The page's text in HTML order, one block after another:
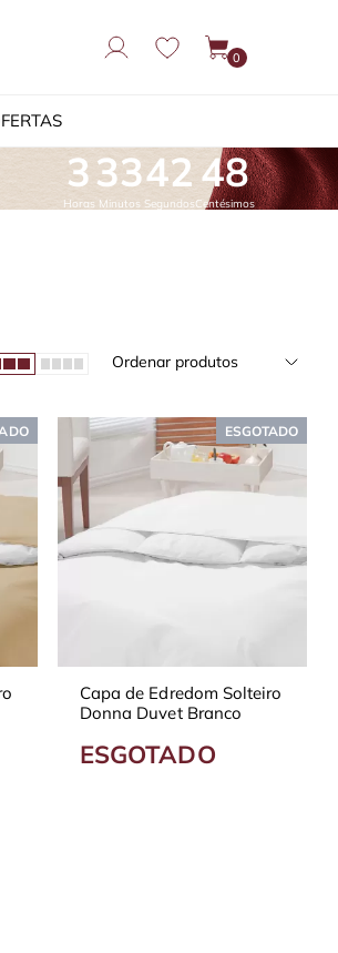
0
3
Horas
33
Minutos
41
Segundos
90
Centésimos
Ordenar produtos
ESGOTADO
Capa de Edredom Solteiro
Donna Duvet Branco
ESGOTADO